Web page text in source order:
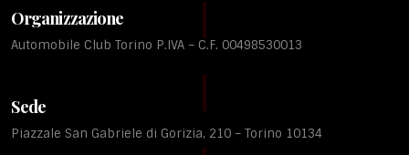
Organizzazione
Automobile Club Torino P.IVA – C.F. 00498530013
Sede
Piazzale San Gabriele di Gorizia, 210 – Torino 10134